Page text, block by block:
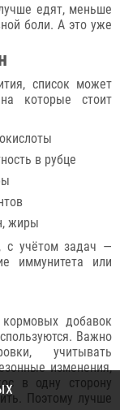
едят, меньше
боли. А это уже
список может
которые стоит
в рубце
жиры
с учётом задач —
иммунитета или
добавок
Важно
учитывать
изменения,
в одну сторону
Поэтому лучше